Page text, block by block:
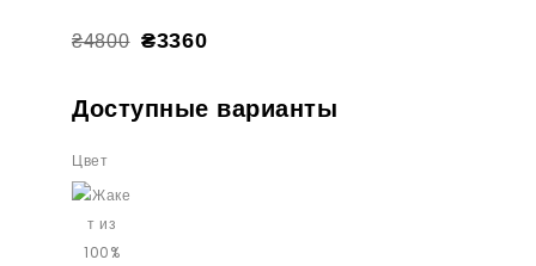
₴4800 ₴3360
Доступные варианты
Цвет